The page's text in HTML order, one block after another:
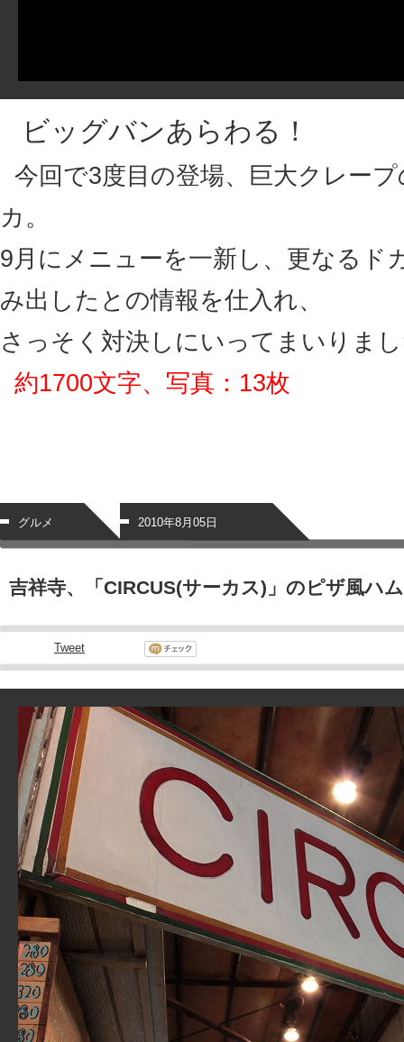
ビッグバンあらわる！
今回で3度目の登場、巨大クレー
カ。
9月にメニューを一新し、更なるド
み出したとの情報を仕入れ、
さっそく対決しにいってまいりま
約1700文字、写真：13枚
グルメ 2010年8月05日
吉祥寺、「CIRCUS(サーカス)」のピザ風ハ
Tweet